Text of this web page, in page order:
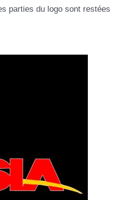
parties du logo sont restées